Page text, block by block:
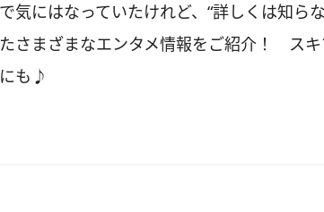
気にはなっていたけれど、“詳しくは知ら
さまざまなエンタメ情報をご紹介！ ス
も♪